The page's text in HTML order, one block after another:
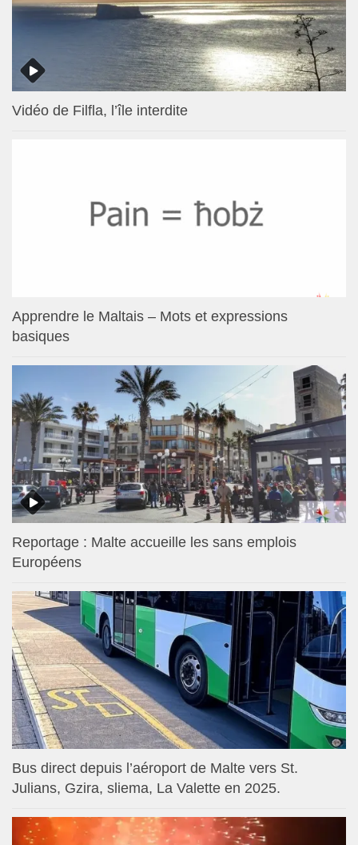
Vidéo de Filfla, l’île interdite
Apprendre le Maltais – Mots et expressions
basiques
Reportage : Malte accueille les sans emplois
Européens
Bus direct depuis l’aéroport de Malte vers St.
Julians, Gzira, sliema, La Valette en 2025.